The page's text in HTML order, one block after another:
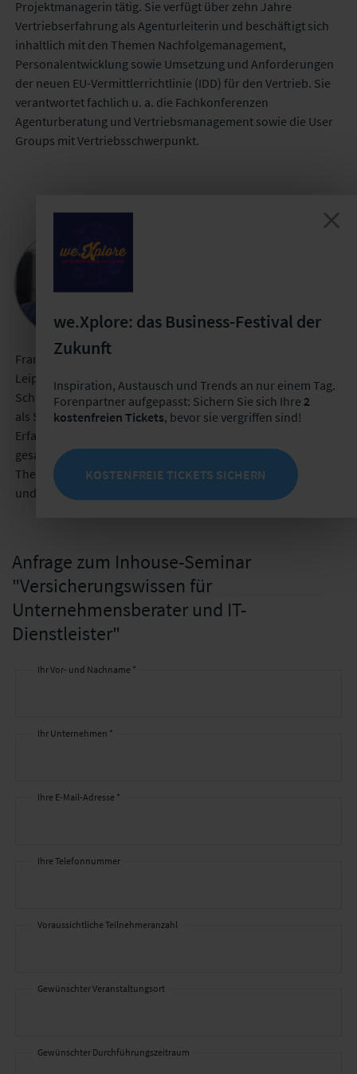
Projektmanagerin tätig. Sie verfügt über zehn Jahre
Vertriebserfahrung als Agenturleiterin und beschäftigt sich
inhaltlich mit den Themen Nachfolgemanagement,
Personalentwicklung sowie Umsetzung und Anforderungen
der neuen EU-Vermittlerrichtlinie (IDD) für den Vertrieb. Sie
verantwortet fachlich u. a. die Fachkonferenzen
Agenturberatung und Vertriebsmanagement sowie die User
Groups mit Vertriebsschwerpunkt.
Vertrag und Schadenmanagement
Versicherungsforen Leipzig
Franz Gündel ist seit April 2019 bei den Versicherungsforen
Leipzig als Projektreferent im Team Antrag, Vertrag und
Schadenmanagement tätig. Durch seine 7-jährige Tätigkeit
als Sachbearbeiter im Kraft Schadenservice hat er vielfältige
Erfahrungen im Bereich des Schadenmanagements
gesammelt. Bei den Versicherungsforen ist er für alle
Themen rund um Schadenmanagement, KFZ-Versicherung
und Mobilität verantwortlich.
Anfrage zum Inhouse-Seminar
"Versicherungswissen für
Unternehmensberater und IT-
Dienstleister"
Ihr Vor- und Nachname *
Ihr Unternehmen *
Ihre E-Mail-Adresse *
Ihre Telefonnummer
Voraussichtliche Teilnehmeranzahl
Gewünschter Veranstaltungsort
Gewünschter Durchführungszeitraum
we.Xplore: das Business-Festival der
Zukunft
Inspiration, Austausch und Trends an nur einem Tag.
Forenpartner aufgepasst: Sichern Sie sich Ihre 2
kostenfreien Tickets, bevor sie vergriffen sind!
KOSTENFREIE TICKETS SICHERN